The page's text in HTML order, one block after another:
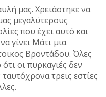
μας. Χρειάστηκε να
μεγαλύτερους
που έχει αυτό και
γίνει Μάτι μια
Βροντάδου. Όλες
οι πυρκαγιές δεν
τρεις εστίες